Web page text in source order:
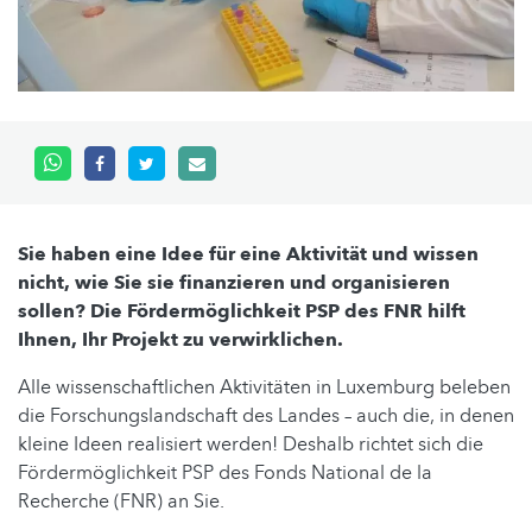
Sie haben eine Idee für eine Aktivität und wissen
nicht, wie Sie sie finanzieren und organisieren
sollen? Die Fördermöglichkeit PSP des FNR hilft
Ihnen, Ihr Projekt zu verwirklichen.
Alle wissenschaftlichen Aktivitäten in Luxemburg beleben
die Forschungslandschaft des Landes – auch die, in denen
kleine Ideen realisiert werden! Deshalb richtet sich die
Fördermöglichkeit PSP des Fonds National de la
Recherche (FNR) an Sie.